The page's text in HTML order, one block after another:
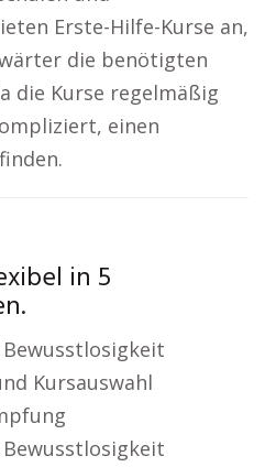
Erste-Hilfe-Kurse an,
die benötigten
die Kurse regelmäßig
einen
in 5
Kursauswahl